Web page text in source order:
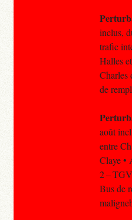
inclus,
trafic
Halles
Charles
de
août
entre
Claye •
2 –
Bus de